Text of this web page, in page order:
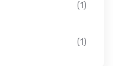
(1)
(1)